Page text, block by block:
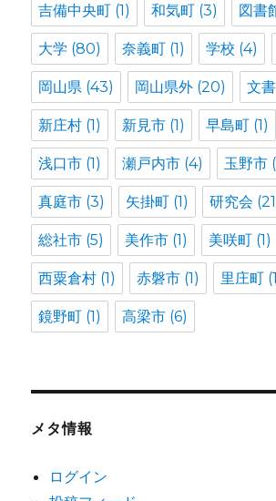
吉備中央町 (1) 和気町 (3) 図書
大学 (80) 奈義町 (1) 学校 (4)
岡山県 (43) 岡山県外 (20) 文
新庄村 (1) 新見市 (1) 早島町 (1)
浅口市 (1) 瀬戸内市 (4) 玉野市
真庭市 (3) 矢掛町 (1) 研究会
総社市 (5) 美作市 (1) 美咲町 (1)
西粟倉村 (1) 赤磐市 (1) 里庄町
鏡野町 (1) 高梁市 (6)
メタ情報
ログイン